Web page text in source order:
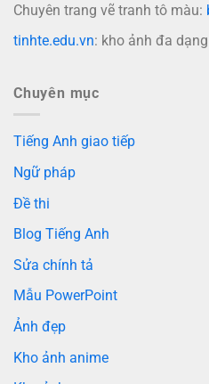
Chuyên trang vẽ tranh tô màu:
tinhte.edu.vn: kho ảnh đa
Chuyên mục
Tiếng Anh giao tiếp
Ngữ pháp
Đề thi
Blog Tiếng Anh
Sửa chính tả
Mẫu PowerPoint
Ảnh đẹp
Kho ảnh anime